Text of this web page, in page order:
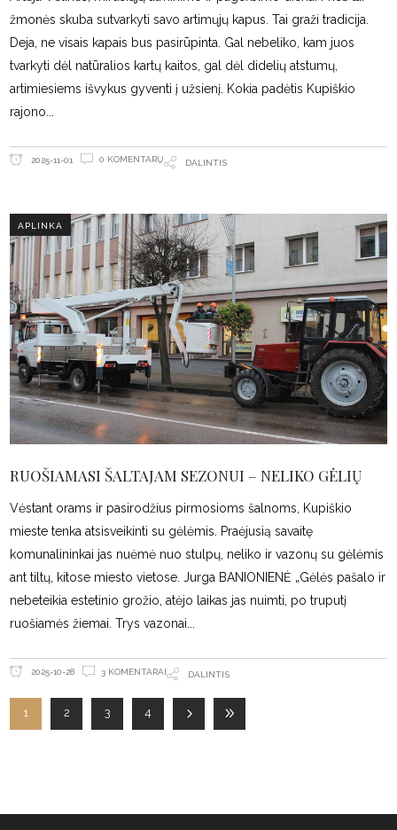
žmonės skuba sutvarkyti savo artimųjų kapus. Tai graži tradicija.
Deja, ne visais kapais bus pasirūpinta. Gal nebeliko, kam juos
tvarkyti dėl natūralios kartų kaitos, gal dėl didelių atstumų,
artimiesiems išvykus gyventi į užsienį. Kokia padėtis Kupiškio
rajono
2025-11-01 0 KOMENTARŲ DALINTIS
APLINKA
RUOŠIAMASI ŠALTAJAM SEZONUI – NELIKO GĖLIŲ
Vėstant orams ir pasirodžius pirmosioms šalnoms, Kupiškio
mieste tenka atsisveikinti su gėlėmis. Praėjusią savaitę
komunalininkai jas nuėmė nuo stulpų, neliko ir vazonų su gėlėmis
ant tiltų, kitose miesto vietose. Jurga BANIONIENĖ „Gėlės pašalo ir
nebeteikia estetinio grožio, atėjo laikas jas nuimti, po truputį
ruošiamės žiemai. Trys vazonai
2025-10-28 3 KOMENTARAI DALINTIS
1 2 3 4